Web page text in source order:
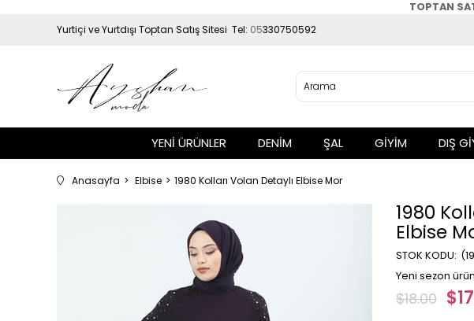
TOPTAN
Yurtiçi ve Yurtdışı Toptan Satış Sitesi Tel: 05330750592
YENİ ÜRÜNLER DENİM ŞAL GİYİM DIŞ
Anasayfa Elbise 1980 Kolları Volan Detaylı Elbise Mor
1980
Elbise
Yeni sezon
$18.00